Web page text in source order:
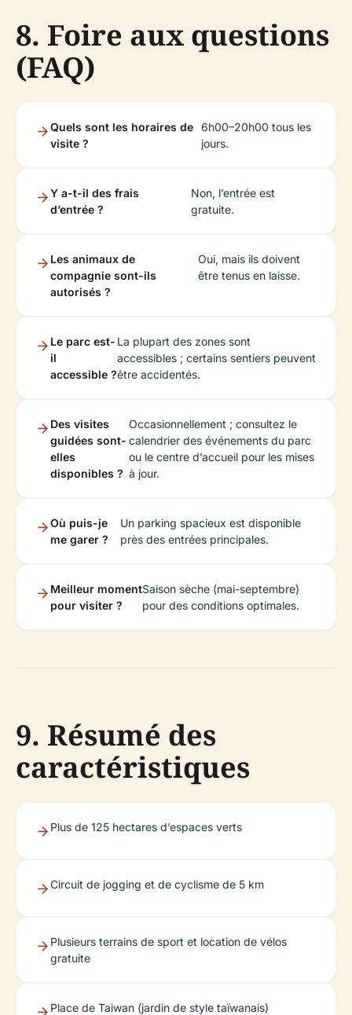
8. Foire aux questions
(FAQ)
Quels sont les horaires de
visite ?
6h00–20h00 tous les
jours.
Y a-t-il des frais
d’entrée ?
Non, l’entrée est
gratuite.
Les animaux de
compagnie sont-ils
autorisés ?
Oui, mais ils doivent
être tenus en laisse.
Le parc est-
il
accessible ?
La plupart des zones sont
accessibles ; certains sentiers peuvent
être accidentés.
Des visites
guidées sont-
elles
disponibles ?
Occasionnellement ; consultez le
calendrier des événements du parc
ou le centre d’accueil pour les mises
à jour.
Où puis-je
me garer ?
Un parking spacieux est disponible
près des entrées principales.
Meilleur moment
pour visiter ?
Saison sèche (mai-septembre)
pour des conditions optimales.
9. Résumé des
caractéristiques
Plus de 125 hectares d’espaces verts
Circuit de jogging et de cyclisme de 5 km
Plusieurs terrains de sport et location de vélos
gratuite
Place de Taiwan (jardin de style taïwanais)